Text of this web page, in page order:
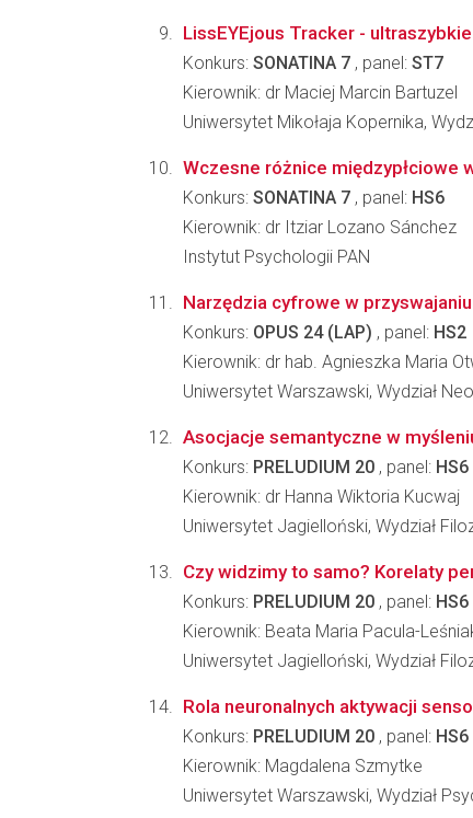
LissEYEjous Tracker -
Konkurs: SONATINA 7 , panel: ST7
Kierownik: dr Maciej Marcin Bartuzel
Uniwersytet Mikołaja Kopernika,
Wczesne różnice międzypłciowe
Konkurs: SONATINA 7 , panel: HS6
Kierownik: dr Itziar Lozano Sánchez
Instytut Psychologii PAN
Narzędzia cyfrowe w
Konkurs: OPUS 24 (LAP) , panel: HS2
Kierownik: dr hab. Agnieszka Maria
Uniwersytet Warszawski, Wydział
Asocjacje semantyczne w
Konkurs: PRELUDIUM 20 , panel: HS6
Kierownik: dr Hanna Wiktoria Kucwaj
Uniwersytet Jagielloński, Wydział
Czy widzimy to samo? Korelaty
Konkurs: PRELUDIUM 20 , panel: HS6
Kierownik: Beata Maria Pacula-
Uniwersytet Jagielloński, Wydział
Rola neuronalnych aktywacji
Konkurs: PRELUDIUM 20 , panel: HS6
Kierownik: Magdalena Szmytke
Uniwersytet Warszawski, Wydział